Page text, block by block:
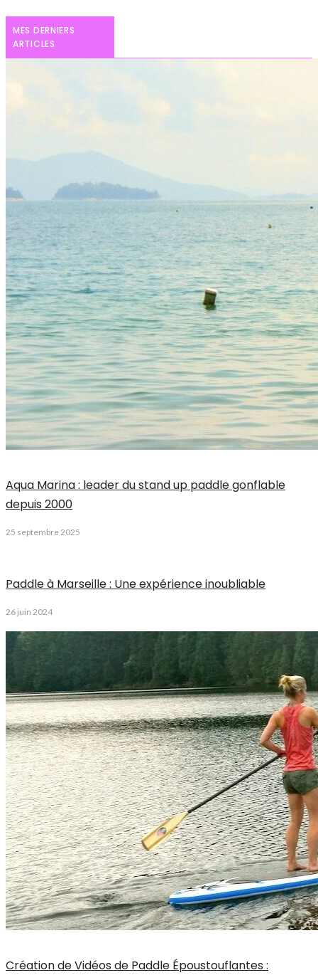
MES DERNIERS
ARTICLES
Aqua Marina : leader du stand up paddle gonflable
depuis 2000
25 septembre 2025
Paddle à Marseille : Une expérience inoubliable
26 juin 2024
Création de Vidéos de Paddle Époustouflantes :